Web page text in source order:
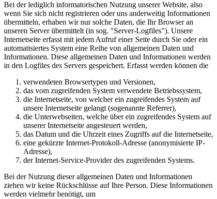
Bei der lediglich informatorischen Nutzung unserer Website, also
wenn Sie sich nicht registrieren oder uns anderweitig Informationen
übermitteln, erhaben wir nur solche Daten, die Ihr Browser an
unseren Server übermittelt (in sog. "Server-Logfiles"). Unsere
Internetseite erfasst mit jedem Aufruf einer Seite durch Sie oder ein
automatisiertes System eine Reihe von allgemeinen Daten und
Informationen. Diese allgemeinen Daten und Informationen werden
in den Logfiles des Servers gespeichert. Erfasst werden können die
verwendeten Browsertypen und Versionen,
das vom zugreifenden System verwendete Betriebssystem,
die Internetseite, von welcher ein zugreifendes System auf
unsere Internetseite gelangt (sogenannte Referrer),
die Unterwebseiten, welche über ein zugreifendes System auf
unserer Internetseite angesteuert werden,
das Datum und die Uhrzeit eines Zugriffs auf die Internetseite,
eine gekürzte Internet-Protokoll-Adresse (anonymisierte IP-
Adresse),
der Internet-Service-Provider des zugreifenden Systems.
Bei der Nutzung dieser allgemeinen Daten und Informationen
ziehen wir keine Rückschlüsse auf Ihre Person. Diese Informationen
werden vielmehr benötigt, um